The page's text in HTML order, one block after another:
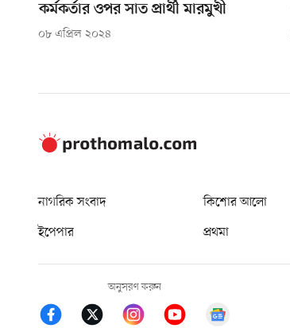
কর্মকর্তার ওপর সাত প্রার্থী মারমুখী
০৮ এপ্রিল ২০২৪
নাগরিক সংবাদ কিশোর আলো
ইপেপার
প্রথমা
অনুসরণ করুন